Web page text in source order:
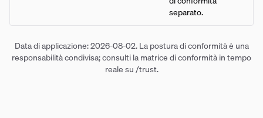
separato.
Data di applicazione: 2026-08-02. La postura di conformità è una
responsabilità condivisa; consulti la matrice di conformità in tempo
reale su /trust.